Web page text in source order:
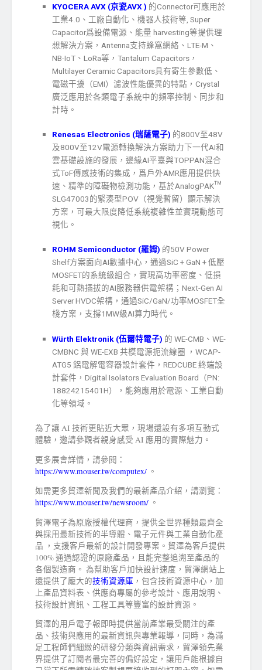
KYOCERA AVX (京瓷AVX ) 的Connector可應用於
工業4.0、工廠自動化、機器人技術等, Super
Capacitor爲設備電源、能量 harvesting等提供理
想解決方案，Antenna支持蜂窩網絡、LTE-M、
NB-IoT、LoRa等，Tantalum Capacitors，
Multilayer Ceramic Capacitors具有寄生參數低、
電磁干擾（EMI）濾波性能優異的特點，Crystal
廣泛應用於各類電子系統中的頻率控制、同步和
計時。
Renesas Electronics (瑞薩電子) 的800V至48V
及800V至12V電源轉換解決方案助力下一代AI和
雲基礎設施的發展，邊緣AI平臺與TOPPAN混合
式ToF傳感技術的集成，爲戶外AMR應用提供快
速、精準的障礙物檢測功能，基於AnalogPAK™
SLG47003的緊湊型POV（視覺暫留）顯示解決
方案，可最大限度降低系統複雜性並實現動態可
視化 。
ROHM Semiconductor (羅姆) 的50V Power
Shelf方案面向AI數據中心，通過SiC + GaN + 低壓
MOSFET的系統級組合，實現高功率密度、低損
耗和可熱插拔的AI服務器供電架構；Next-Gen AI
Server HVDC架構，通過SiC/GaN/功率MOSFET全
棧方案，支撐1MW級AI算力時代 。
Würth Elektronik (伍爾特電子) 的 WE-CMB、WE-
CMBNC 與 WE-EXB 共模電源扼流線圈 ，WCAP-
ATG5 鋁電解電容器設計套件，REDCUBE 終端設
計套件，Digital Isolators Evaluation Board（PN:
18824215401H），能夠應用於電源、工業自動
化等領域 。
為了讓 AI 技術更貼近大眾，現場還設有多項互動式
體驗，邀請參觀者親身感受 AI 應用的實際魅力。
更多展會詳情，請參閱：
https://www.mouser.tw/computex/ 。
如需更多貿澤新聞及我們的最新產品介紹，請瀏覽：
https://www.mouser.tw/newsroom/ 。
貿澤電子為原廠授權代理商，提供全世界種類最齊全
與採用最新技術的半導體、電子元件與工業自動化產
品 ，支援客戶最新的設計開發專案。貿澤為客戶提供
100% 通過認證的原廠產品，且能完整追溯至產品的
各個製造商。 為幫助客戶加快設計速度，貿澤網站上
還提供了龐大的技術資源庫 ，包含技術資源中心，加
上產品資料表、供應商專屬的參考設計、應用說明、
技術設計資訊、工程工具等豐富的設計資源。
貿澤的用戶電子報即時提供當前產業最受關注的產
品、技術與應用的最新資訊與專業報導，同時，為滿
足工程師們細緻的研發分類與資訊需求，貿澤領先業
界提供了訂閱者最完善的偏好設定，讓用戶能根據自